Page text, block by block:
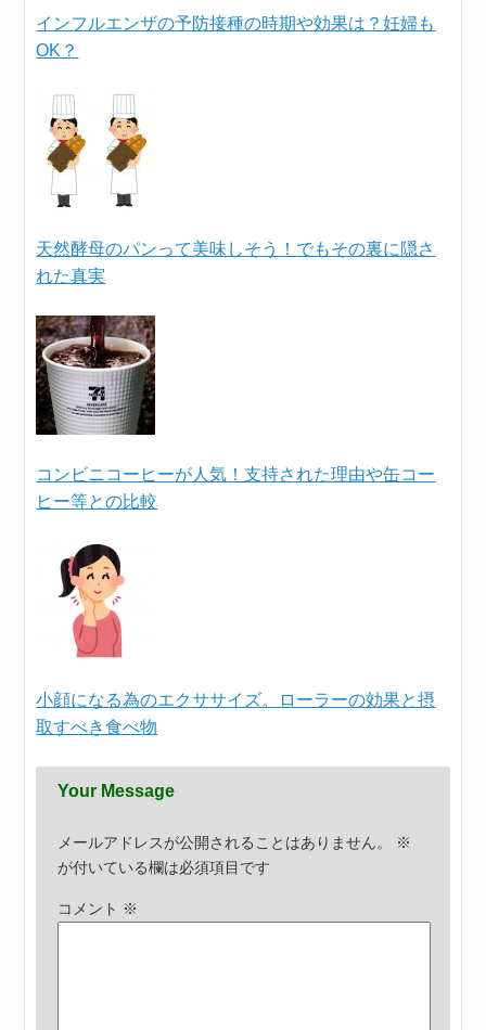
インフルエンザの予防接種の時期や効果は？妊婦も
OK？
天然酵母のパンって美味しそう！でもその裏に隠さ
れた真実
コンビニコーヒーが人気！支持された理由や缶コー
ヒー等との比較
小顔になる為のエクササイズ。ローラーの効果と摂
取すべき食べ物
Your Message
メールアドレスが公開されることはありません。
※
が付いている欄は必須項目です
コメント ※